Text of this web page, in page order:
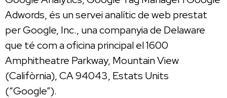
Adwords, és un servei analític de web prestat
per Google, Inc., una companyia de Delaware
que té com a oficina principal el 1600
Amphitheatre Parkway, Mountain View
(Califòrnia), CA 94043, Estats Units
(“Google”).